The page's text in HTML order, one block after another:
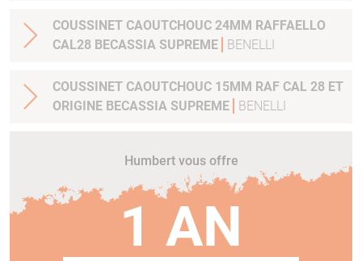
COUSSINET CAOUTCHOUC 24MM RAFFAELLO
CAL28 BECASSIA SUPREME
BENELLI
COUSSINET CAOUTCHOUC 15MM RAF CAL 28 ET
ORIGINE BECASSIA SUPREME
BENELLI
Humbert vous offre
1 AN